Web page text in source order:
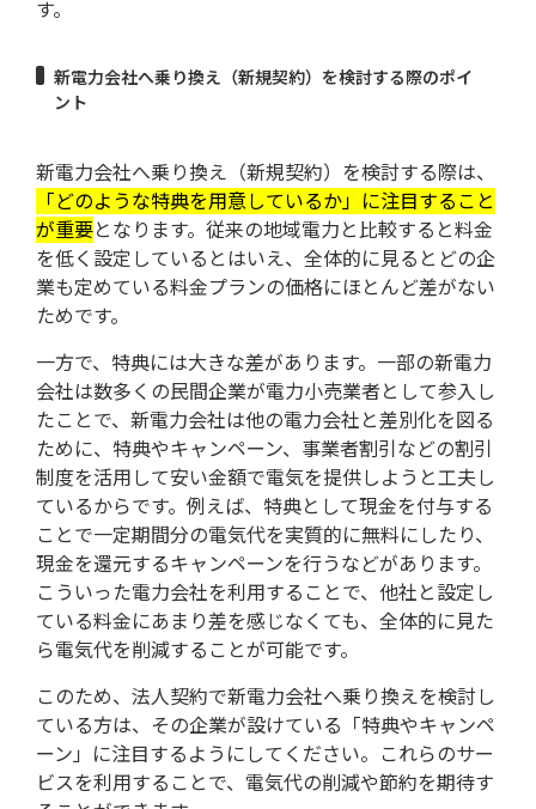
す。
新電力会社へ乗り換え（新規契約）を検討する際のポイ
ント
新電力会社へ乗り換え（新規契約）を検討する際は、
「どのような特典を用意しているか」に注目すること
が重要となります。従来の地域電力と比較すると料金
を低く設定しているとはいえ、全体的に見るとどの企
業も定めている料金プランの価格にほとんど差がない
ためです。
一方で、特典には大きな差があります。一部の新電力
会社は数多くの民間企業が電力小売業者として参入し
たことで、新電力会社は他の電力会社と差別化を図る
ために、特典やキャンペーン、事業者割引などの割引
制度を活用して安い金額で電気を提供しようと工夫し
ているからです。例えば、特典として現金を付与する
ことで一定期間分の電気代を実質的に無料にしたり、
現金を還元するキャンペーンを行うなどがあります。
こういった電力会社を利用することで、他社と設定し
ている料金にあまり差を感じなくても、全体的に見た
ら電気代を削減することが可能です。
このため、法人契約で新電力会社へ乗り換えを検討し
ている方は、その企業が設けている「特典やキャンペ
ーン」に注目するようにしてください。これらのサー
ビスを利用することで、電気代の削減や節約を期待す